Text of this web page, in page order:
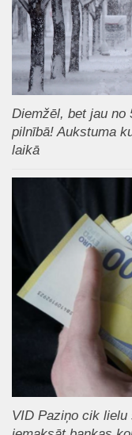
Diemžēl, bet jau no
pilnībā! Aukstuma
laikā
VID Paziņo cik